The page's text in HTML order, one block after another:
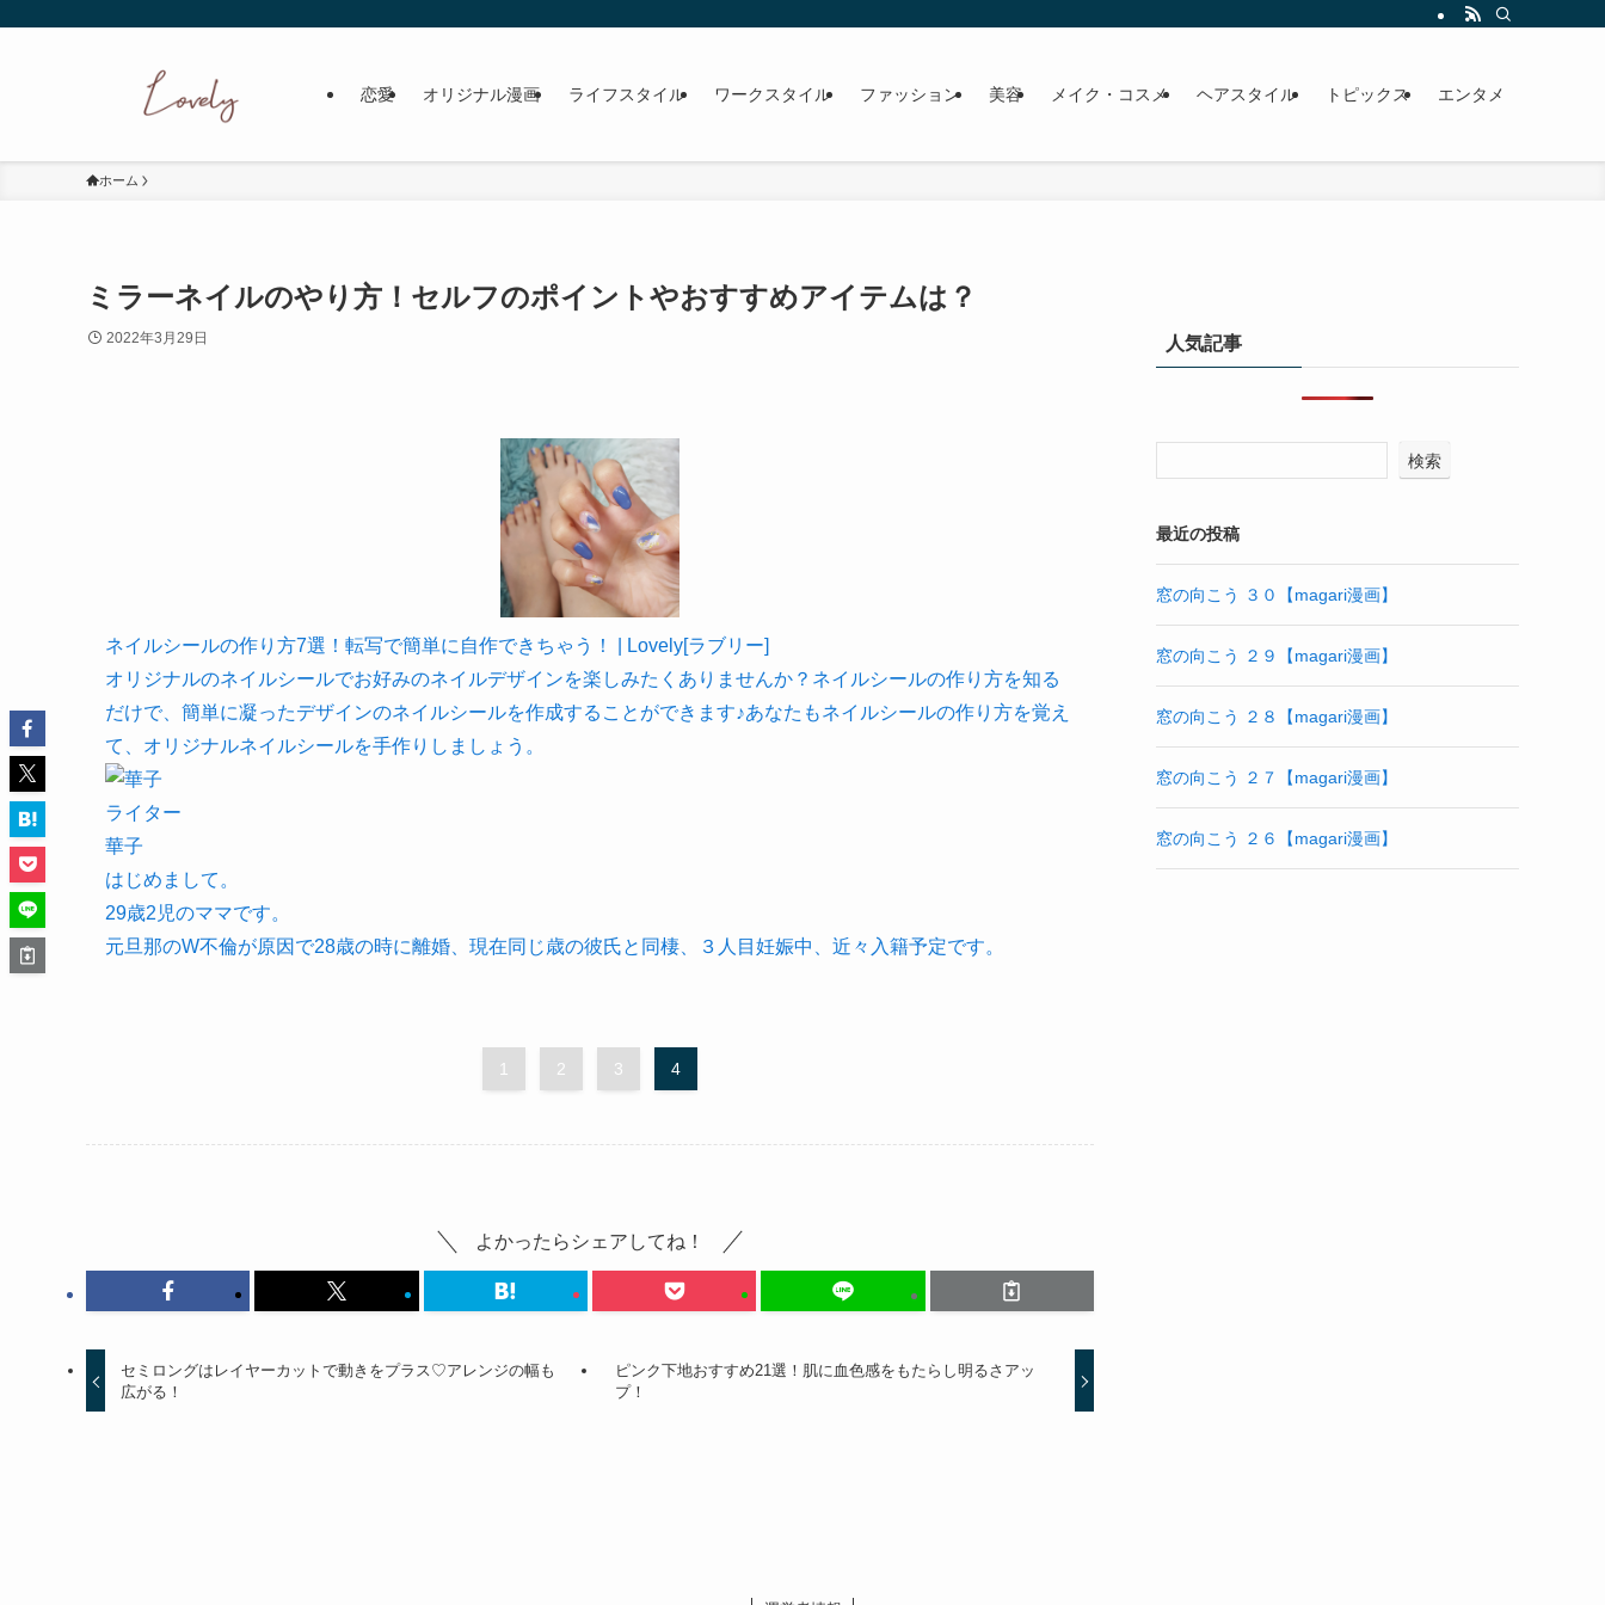
恋愛 オリジナル漫画 ライフスタイル ワークスタイル ファッション 美容 メイク・コスメ ヘアスタイル トピックス エンタメ
ホーム
ミラーネイルのやり方！セルフのポイントやおすすめアイテムは？
2022年3月29日
ネイルシールの作り方7選！転写で簡単に自作できちゃう！ | Lovely[ラブリー]
オリジナルのネイルシールでお好みのネイルデザインを楽しみたくありませんか？ネイルシールの作り方を知る
だけで、簡単に凝ったデザインのネイルシールを作成することができます♪あなたもネイルシールの作り方を覚え
て、オリジナルネイルシールを手作りしましょう。
ライター
華子
はじめまして。
29歳2児のママです。
元旦那のW不倫が原因で28歳の時に離婚、現在同じ歳の彼氏と同棲、３人目妊娠中、近々入籍予定です。
1 2 3 4
よかったらシェアしてね！
セミロングはレイヤーカットで動きをプラス♡アレンジの幅も
広がる！
ピンク下地おすすめ21選！肌に血色感をもたらし明るさアッ
プ！
人気記事
検索
最近の投稿
窓の向こう ３０【magari漫画】
窓の向こう ２９【magari漫画】
窓の向こう ２８【magari漫画】
窓の向こう ２７【magari漫画】
窓の向こう ２６【magari漫画】